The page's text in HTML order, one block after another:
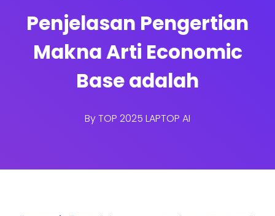
Penjelasan Pengertian
Makna Arti Economic
Base adalah
ByTOP 2025 LAPTOP AI